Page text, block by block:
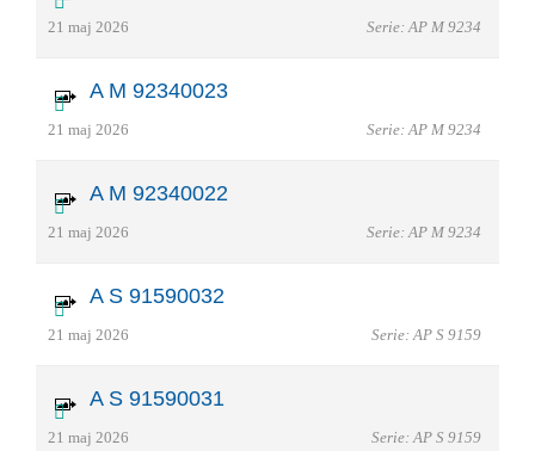
21 maj 2026 Serie: AP M 9234
A M 92340023
21 maj 2026 Serie: AP M 9234
A M 92340022
21 maj 2026 Serie: AP M 9234
A S 91590032
21 maj 2026 Serie: AP S 9159
A S 91590031
21 maj 2026 Serie: AP S 9159